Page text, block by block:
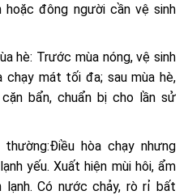
hoặc đông người cần vệ sinh
hè: Trước mùa nóng, vệ sinh
chạy mát tối đa; sau mùa hè,
bẩn, chuẩn bị cho lần sử
hòa chạy nhưng
yếu. Xuất hiện mùi hôi, ẩm
Có nước chảy, rò rỉ bất